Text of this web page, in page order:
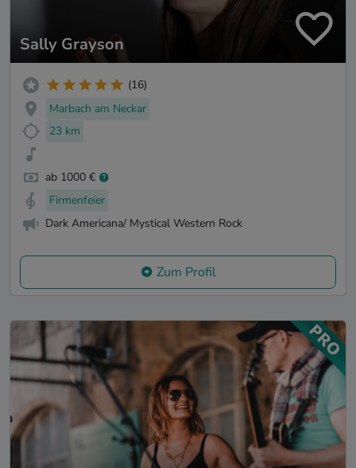
Sally Grayson
(16)
Marbach am Neckar
23 km
ab 1000 €
Firmenfeier
Dark Americana/ Mystical Western Rock
Zum Profil